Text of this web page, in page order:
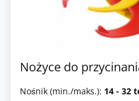
Nożyce do
Nośnik (min./maks.): 14 - 32